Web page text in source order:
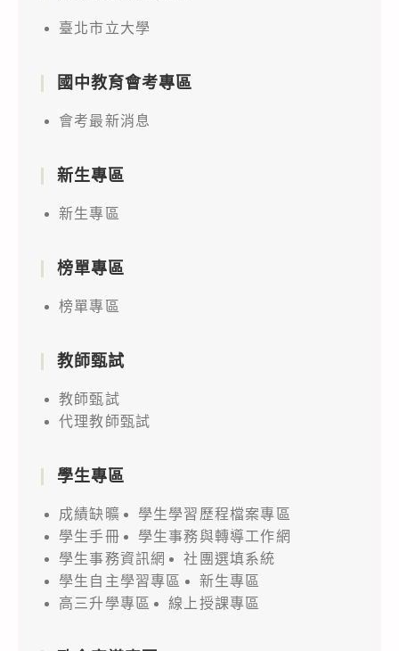
臺北市立大學
國中教育會考專區
會考最新消息
新生專區
新生專區
榜單專區
榜單專區
教師甄試
教師甄試
代理教師甄試
學生專區
成績缺曠
學生學習歷程檔案專區
學生手冊
學生事務與轉導工作網
學生事務資訊網
社團選填系統
學生自主學習專區
新生專區
高三升學專區
線上授課專區